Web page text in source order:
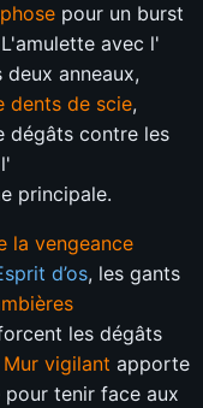
pour un burst
avec l'
deux anneaux,
dents de scie,
contre les
principale.
la vengeance
d’os, les gants
les dégâts
Mur vigilant apporte
tenir face aux